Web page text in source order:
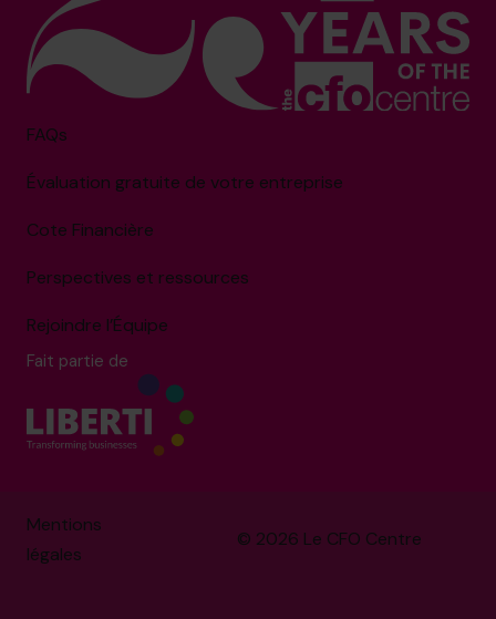
FAQs
Évaluation gratuite de votre entreprise
Cote Financière
Perspectives et ressources
Rejoindre l’Équipe
Fait partie de
© 2026 Le CFO Centre
Mentions
légales